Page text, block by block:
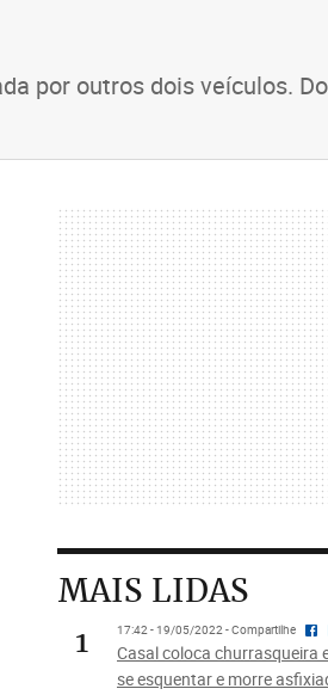
por outros dois veículos.
MAIS LIDAS
1
17:42 - 19/05/2022 - Compartilhe
Casal coloca churrasqueira
se esquentar e morre